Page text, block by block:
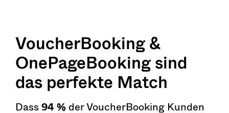
VoucherBooking &
OnePageBooking sind
das perfekte Match
Dass94 %der VoucherBooking Kunden